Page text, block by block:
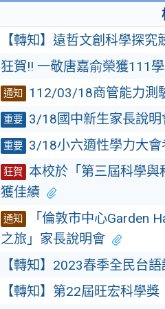
【轉知】遠哲文創科學探究
狂賀!! 一敬唐嘉俞榮獲111
通知
112/03/18商管能力測
重要 3/18國中新生家長說明
重要 3/18小六適性學力大會
狂賀
本校於「第三屆科學
獲佳績
通知
「倫敦市中心Garden
之旅」家長說明會
【轉知】2023春季全民台
【轉知】第22屆旺宏科學獎